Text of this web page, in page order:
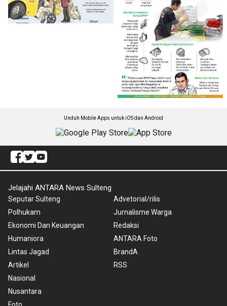
Unduh Mobile Apps untuk iOS dan Android
Jelajahi ANTARA News Sulteng
Seputar Sulteng
Polhukam
Ekonomi Dan Keuangan
Humaniora
Lintas Jagad
Artikel
Nasional
Nusantara
Advetorial/rilis
Jurnalisme Warga
Redaksi
ANTARA Foto
BrandA
RSS